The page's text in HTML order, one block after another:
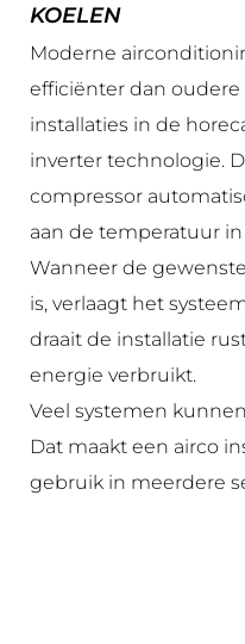
KOELEN
Moderne
efficiënter dan oudere
installaties in de
inverter technologie.
compressor
aan de temperatuur
Wanneer de
is, verlaagt het
draait de installatie
energie verbruikt.
Veel systemen
Dat maakt een airco
gebruik in meerdere